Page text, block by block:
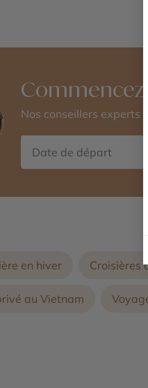
Commencez
Nos conseillers experts
en hiver Croisières
au Vietnam